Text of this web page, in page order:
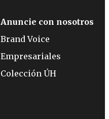
Anuncie con nosotros
Brand Voice
Empresariales
Colección ÚH